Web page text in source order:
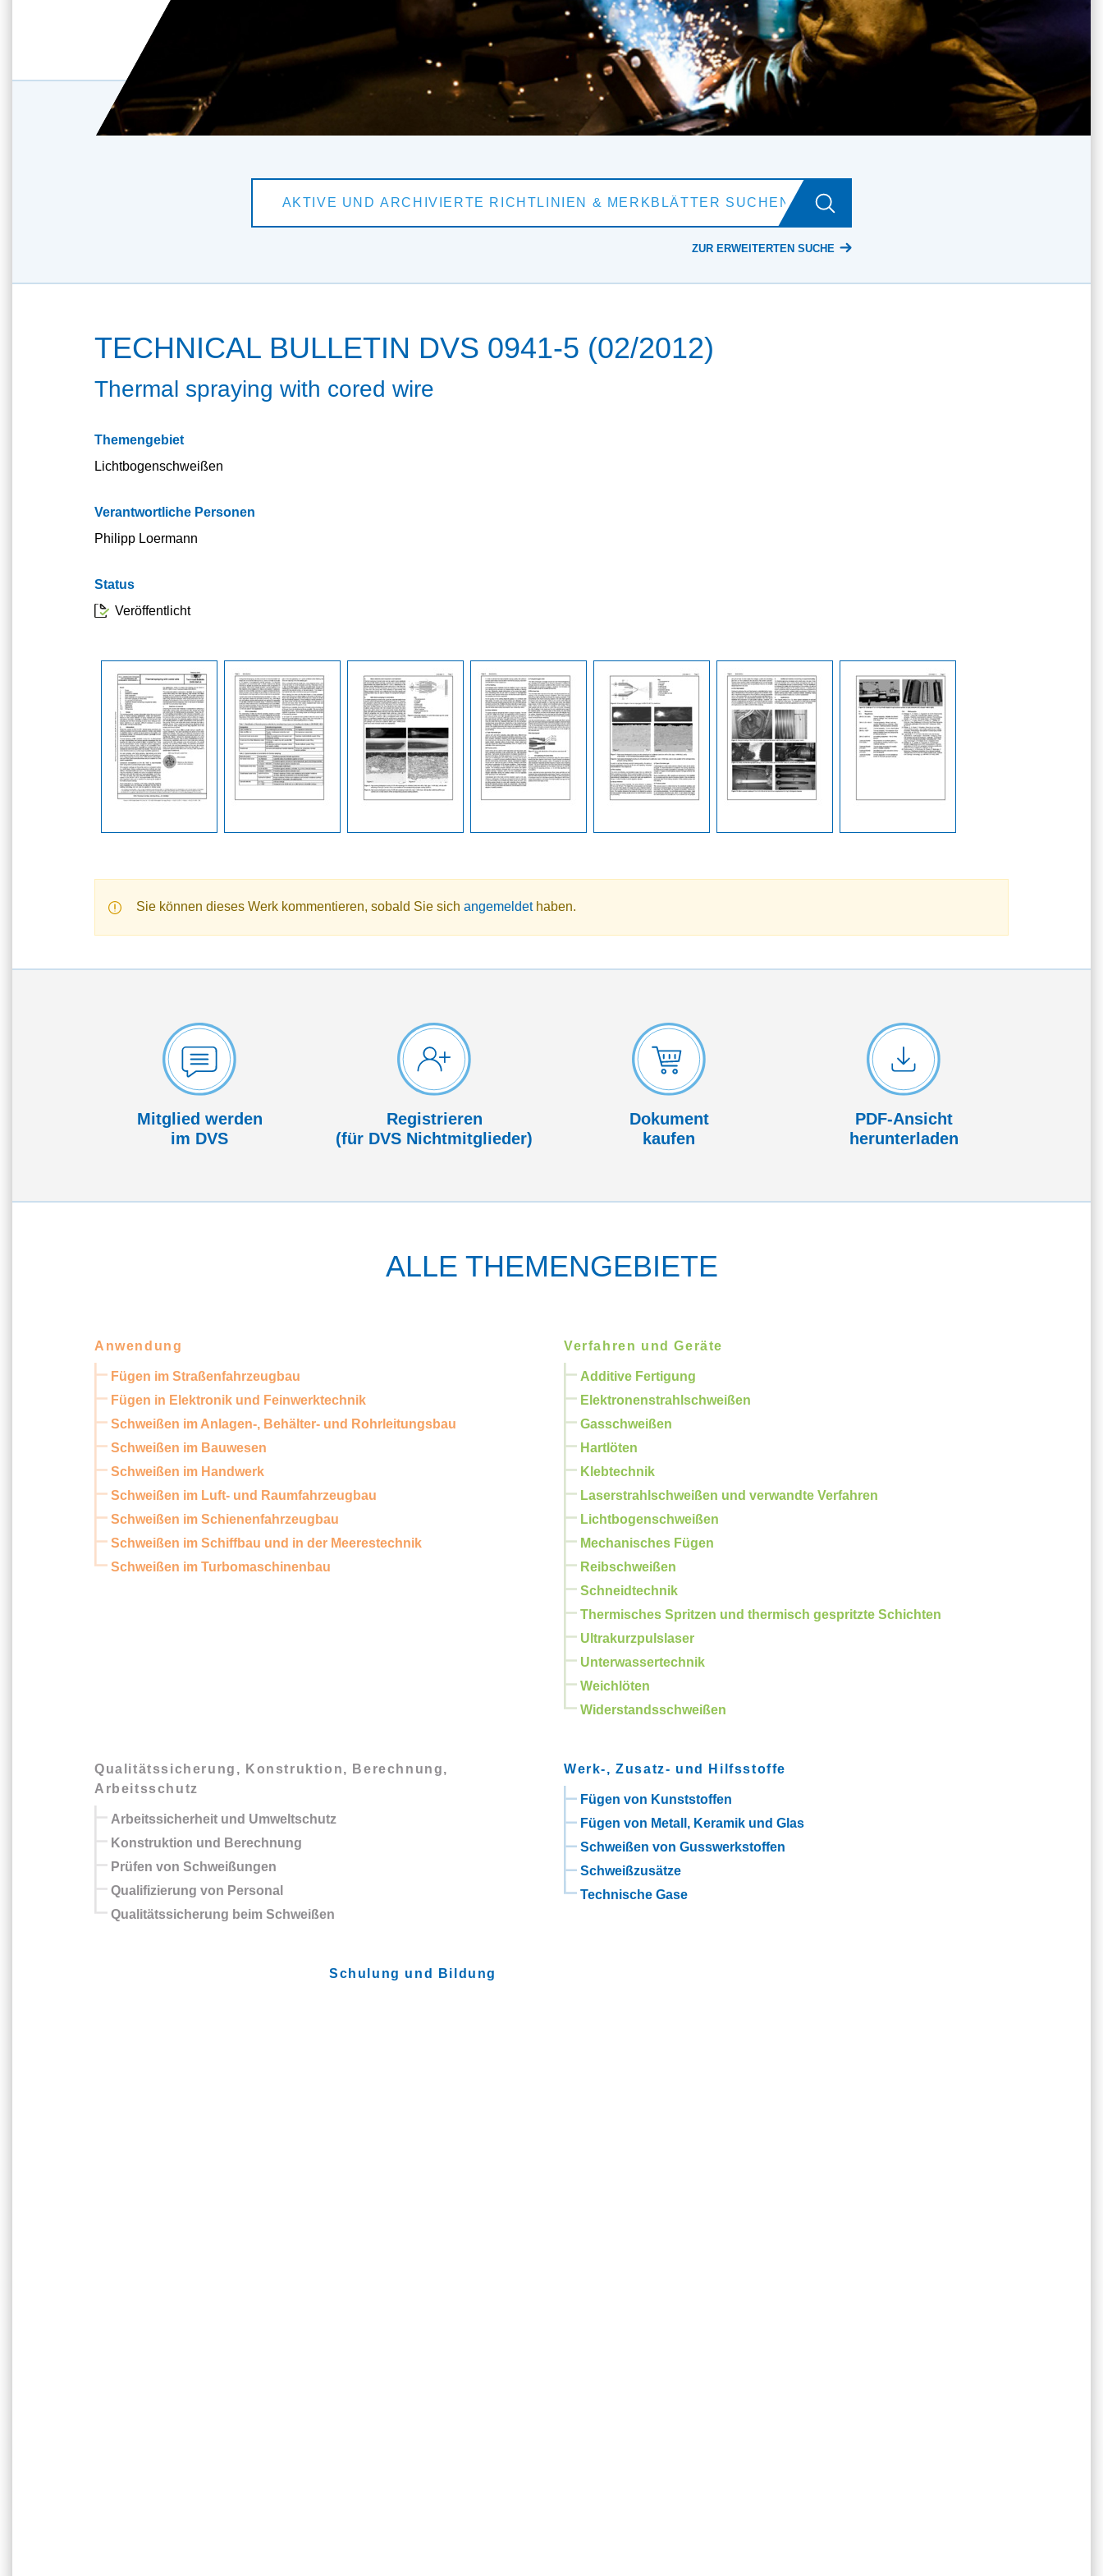
ZUR ERWEITERTEN SUCHE
TECHNICAL BULLETIN DVS 0941-5 (02/2012)
Thermal spraying with cored wire
Themengebiet
Lichtbogenschweißen
Verantwortliche Personen
Philipp Loermann
Status
Veröffentlicht
Sie können dieses Werk kommentieren, sobald Sie sich angemeldethaben.
Mitglied werden
im DVS
Registrieren
(für DVS Nicht­mitglieder)
Dokument
kaufen
PDF-Ansicht
herunterladen
ALLE THEMENGEBIETE
Anwendung
Fügen im Straßenfahrzeugbau
Fügen in Elektronik und Feinwerktechnik
Schweißen im Anlagen-, Behälter- und Rohrleitungsbau
Schweißen im Bauwesen
Schweißen im Handwerk
Schweißen im Luft- und Raumfahrzeugbau
Schweißen im Schienenfahrzeugbau
Schweißen im Schiffbau und in der Meerestechnik
Schweißen im Turbomaschinenbau
Verfahren und Geräte
Additive Fertigung
Elektronenstrahlschweißen
Gasschweißen
Hartlöten
Klebtechnik
Laserstrahlschweißen und verwandte Verfahren
Lichtbogenschweißen
Mechanisches Fügen
Reibschweißen
Schneidtechnik
Thermisches Spritzen und thermisch gespritzte Schichten
Ultrakurzpulslaser
Unterwassertechnik
Weichlöten
Widerstandsschweißen
Qualitätssicherung, Konstruktion, Berechnung,
Arbeitsschutz
Arbeitssicherheit und Umweltschutz
Konstruktion und Berechnung
Prüfen von Schweißungen
Qualifizierung von Personal
Qualitätssicherung beim Schweißen
Werk-, Zusatz- und Hilfsstoffe
Fügen von Kunststoffen
Fügen von Metall, Keramik und Glas
Schweißen von Gusswerkstoffen
Schweißzusätze
Technische Gase
Schulung und Bildung